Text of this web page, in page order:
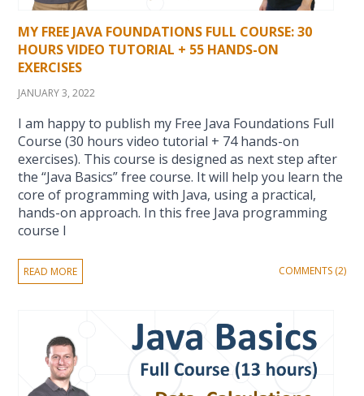
MY FREE JAVA FOUNDATIONS FULL COURSE: 30
HOURS VIDEO TUTORIAL + 55 HANDS-ON
EXERCISES
JANUARY 3, 2022
I am happy to publish my Free Java Foundations Full
Course (30 hours video tutorial + 74 hands-on
exercises). This course is designed as next step after
the “Java Basics” free course. It will help you learn the
core of programming with Java, using a practical,
hands-on approach. In this free Java programming
course I
READ MORE COMMENTS (2)